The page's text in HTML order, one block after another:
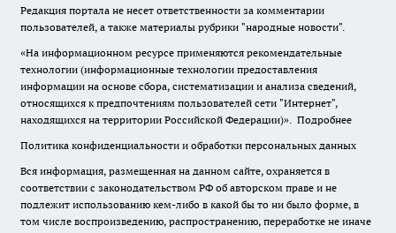
Редакция портала не несет ответственности за комментарии
пользователей, а также материалы рубрики "народные новости".
«На информационном ресурсе применяются рекомендательные
технологии (информационные технологии предоставления
информации на основе сбора, систематизации и анализа сведений,
относящихся к предпочтениям пользователей сети "Интернет",
находящихся на территории Российской Федерации)». Подробнее
Политика конфиденциальности и обработки персональных данных
Вся информация, размещенная на данном сайте, охраняется в
соответствии с законодательством РФ об авторском праве и не
подлежит использованию кем-либо в какой бы то ни было форме, в
том числе воспроизведению, распространению, переработке не иначе